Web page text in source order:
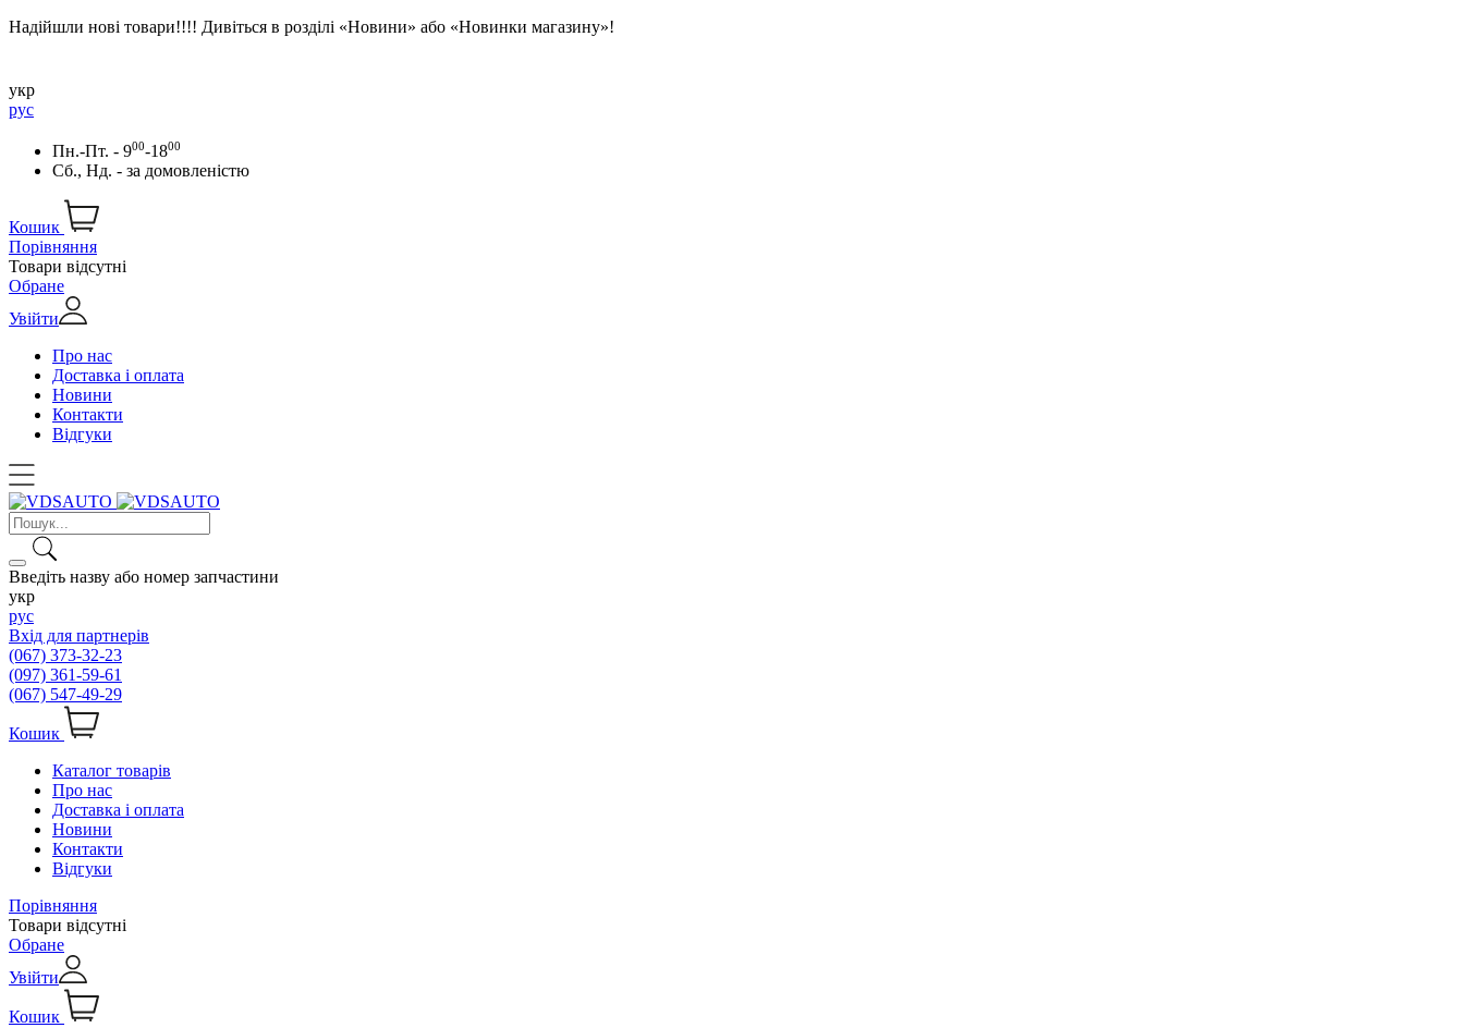
Надійшли нові товари!!!! Дивіться в розділі «Новини» або «Новинки магазину»!
укр
рус
Пн.-Пт. - 900-1800
Сб., Нд. - за домовленістю
Кошик
Порівняння
Товари відсутні
Обране
Увійти
Про нас
Доставка і оплата
Новини
Контакти
Відгуки
Введіть назву або номер запчастини
укр
рус
Вхід для партнерів
(067) 373-32-23
(097) 361-59-61
(067) 547-49-29
Кошик
Каталог товарів
Про нас
Доставка і оплата
Новини
Контакти
Відгуки
Порівняння
Товари відсутні
Обране
Увійти
Кошик